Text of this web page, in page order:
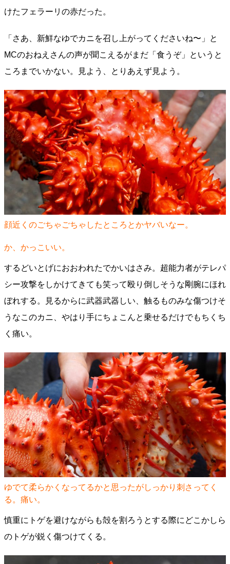
けたフェラーリの赤だった。
「さあ、新鮮なゆでカニを召し上がってくださいね〜」と
MCのおねえさんの声が聞こえるがまだ「食うぞ」というと
ころまでいかない。見よう、とりあえず見よう。
顔近くのごちゃごちゃしたところとかヤバいなー。
か、かっこいい。
するどいとげにおおわれたでかいはさみ。超能力者がテレパ
シー攻撃をしかけてきても笑って殴り倒しそうな剛腕にほれ
ぼれする。見るからに武器武器しい、触るものみな傷つけそ
うなこのカニ、やはり手にちょこんと乗せるだけでもちくち
く痛い。
ゆでて柔らかくなってるかと思ったがしっかり刺さってく
る。痛い。
慎重にトゲを避けながらも殻を割ろうとする際にどこかしら
のトゲが鋭く傷つけてくる。